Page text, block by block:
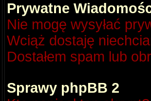
Prywatne
Nie mogę wysyłać
Wciąż dostaję
Dostałem spam lub
Sprawy phpBB 2